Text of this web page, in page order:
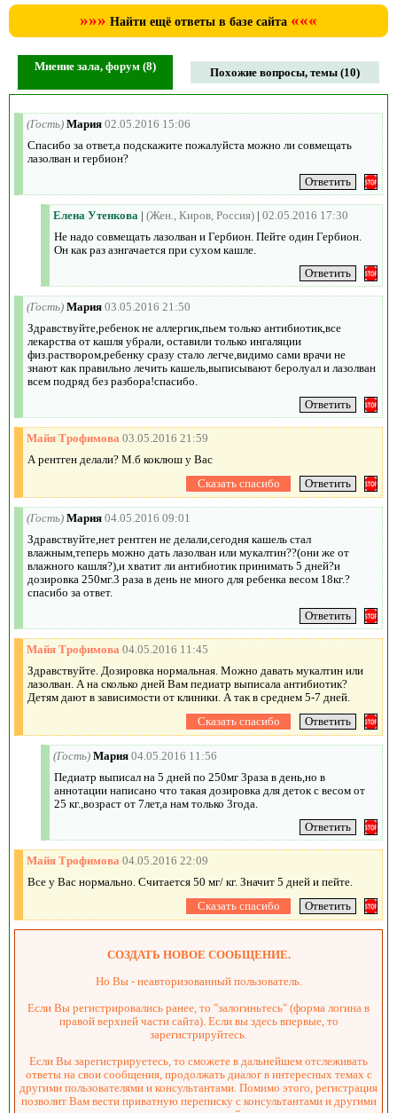
»»» Найти ещё ответы в базе сайта «««
Мнение зала, форум (8) Похожие вопросы, темы (10)
(Гость) Мария 02.05.2016 15:06
Спасибо за ответ,а подскажите пожалуйста можно ли совмещать
лазолван и гербион?
Елена Утенкова | (Жен., Киров, Россия) | 02.05.2016 17:30
Не надо совмещать лазолван и Гербион. Пейте один Гербион.
Он как раз азнгачается при сухом кашле.
(Гость) Мария 03.05.2016 21:50
Здравствуйте,ребенок не аллергик,пьем только антибиотик,все
лекарства от кашля убрали, оставили только ингаляции
физ.раствором,ребенку сразу стало легче,видимо сами врачи не
знают как правильно лечить кашель,выписывают беролуал и лазолван
всем подряд без разбора!спасибо.
Майя Трофимова 03.05.2016 21:59
А рентген делали? М.б коклюш у Вас
(Гость) Мария 04.05.2016 09:01
Здравствуйте,нет рентген не делали,сегодня кашель стал
влажным,теперь можно дать лазолван или мукалтин??(они же от
влажного кашля?),и хватит ли антибиотик принимать 5 дней?и
дозировка 250мг.3 раза в день не много для ребенка весом 18кг.?
спасибо за ответ.
Майя Трофимова 04.05.2016 11:45
Здравствуйте. Дозировка нормальная. Можно давать мукалтин или
лазолван. А на сколько дней Вам педиатр выписала антибиотик?
Детям дают в зависимости от клиники. А так в среднем 5-7 дней.
(Гость) Мария 04.05.2016 11:56
Педиатр выписал на 5 дней по 250мг 3раза в день,но в
аннотации написано что такая дозировка для деток с весом от
25 кг.,возраст от 7лет,а нам только 3года.
Майя Трофимова 04.05.2016 22:09
Все у Вас нормально. Считается 50 мг/ кг. Значит 5 дней и пейте.
СОЗДАТЬ НОВОЕ СООБЩЕНИЕ.
Но Вы - неавторизованный пользователь.
Если Вы регистрировались ранее, то "залогиньтесь" (форма логина в
правой верхней части сайта). Если вы здесь впервые, то
зарегистрируйтесь.
Если Вы зарегистрируетесь, то сможете в дальнейшем отслеживать
ответы на свои сообщения, продолжать диалог в интересных темах с
другими пользователями и консультантами. Помимо этого, регистрация
позволит Вам вести приватную переписку с консультантами и другими